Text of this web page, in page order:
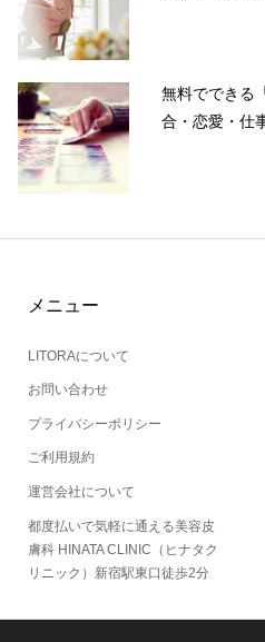
無料でできる
合・恋愛・仕
メニュー
LITORAについて
お問い合わせ
プライバシーポリシー
ご利用規約
運営会社について
都度払いで気軽に通える美容皮
膚科 HINATA CLINIC（ヒナタク
リニック）新宿駅東口徒歩2分